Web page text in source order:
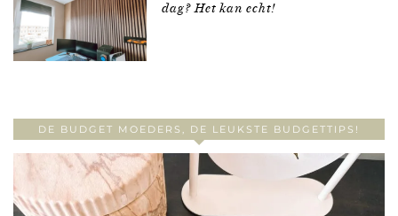
dag? Het kan echt!
DE BUDGET MOEDERS, DE LEUKSTE BUDGETTIPS!